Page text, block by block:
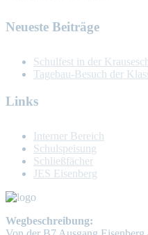
Neueste Beiträge
Schulfest in der
Tagebau-Besuch der
Links
Interner Bereich
Schulspeisung
Schließfächer
JES Eisenberg
Wegbeschreibung: